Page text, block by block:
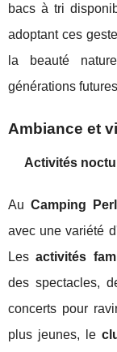
bacs à tri
adoptant ces
la beauté
générations
Ambiance et
Activités
AuCamping
avec une variété
Lesactivités
des spectacles,
concerts pour
plus jeunes, le